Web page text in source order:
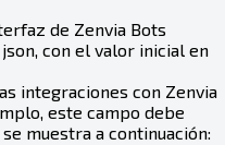
de Zenvia Bots
con el valor inicial en
integraciones con Zenvia
este campo debe
muestra a continuación: